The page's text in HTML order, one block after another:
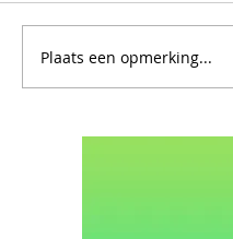
Plaats een opmerking...